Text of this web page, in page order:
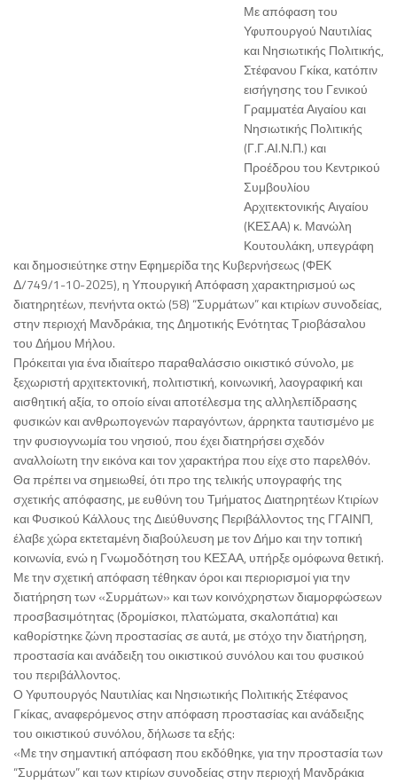
Με απόφαση του
Υφυπουργού Ναυτιλίας
και Νησιωτικής Πολιτικής,
Στέφανου Γκίκα, κατόπιν
εισήγησης του Γενικού
Γραμματέα Αιγαίου και
Νησιωτικής Πολιτικής
(Γ.Γ.ΑΙ.Ν.Π.) και
Προέδρου του Κεντρικού
Συμβουλίου
Αρχιτεκτονικής Αιγαίου
(ΚΕΣΑΑ) κ. Μανώλη
Κουτουλάκη, υπεγράφη
και δημοσιεύτηκε στην Εφημερίδα της Κυβερνήσεως (ΦΕΚ
Δ/749/1-10-2025), η Υπουργική Απόφαση χαρακτηρισμού ως
διατηρητέων, πενήντα οκτώ (58) “Συρμάτων” και κτιρίων συνοδείας,
στην περιοχή Μανδράκια, της Δημοτικής Ενότητας Τριοβάσαλου
του Δήμου Μήλου.
Πρόκειται για ένα ιδιαίτερο παραθαλάσσιο οικιστικό σύνολο, με
ξεχωριστή αρχιτεκτονική, πολιτιστική, κοινωνική, λαογραφική και
αισθητική αξία, το οποίο είναι αποτέλεσμα της αλληλεπίδρασης
φυσικών και ανθρωπογενών παραγόντων, άρρηκτα ταυτισμένο με
την φυσιογνωμία του νησιού, που έχει διατηρήσει σχεδόν
αναλλοίωτη την εικόνα και τον χαρακτήρα που είχε στο παρελθόν.
Θα πρέπει να σημειωθεί, ότι προ της τελικής υπογραφής της
σχετικής απόφασης, με ευθύνη του Τμήματος Διατηρητέων Kτιρίων
και Φυσικού Κάλλους της Διεύθυνσης Περιβάλλοντος της ΓΓΑΙΝΠ,
έλαβε χώρα εκτεταμένη διαβούλευση με τον Δήμο και την τοπική
κοινωνία, ενώ η Γνωμοδότηση του ΚΕΣΑΑ, υπήρξε ομόφωνα θετική.
Με την σχετική απόφαση τέθηκαν όροι και περιορισμοί για την
διατήρηση των «Συρμάτων» και των κοινόχρηστων διαμορφώσεων
προσβασιμότητας (δρομίσκοι, πλατώματα, σκαλοπάτια) και
καθορίστηκε ζώνη προστασίας σε αυτά, με στόχο την διατήρηση,
προστασία και ανάδειξη του οικιστικού συνόλου και του φυσικού
του περιβάλλοντος.
Ο Υφυπουργός Ναυτιλίας και Νησιωτικής Πολιτικής Στέφανος
Γκίκας, αναφερόμενος στην απόφαση προστασίας και ανάδειξης
του οικιστικού συνόλου, δήλωσε τα εξής:
«Με την σημαντική απόφαση που εκδόθηκε, για την προστασία των
“Συρμάτων” και των κτιρίων συνοδείας στην περιοχή Μανδράκια